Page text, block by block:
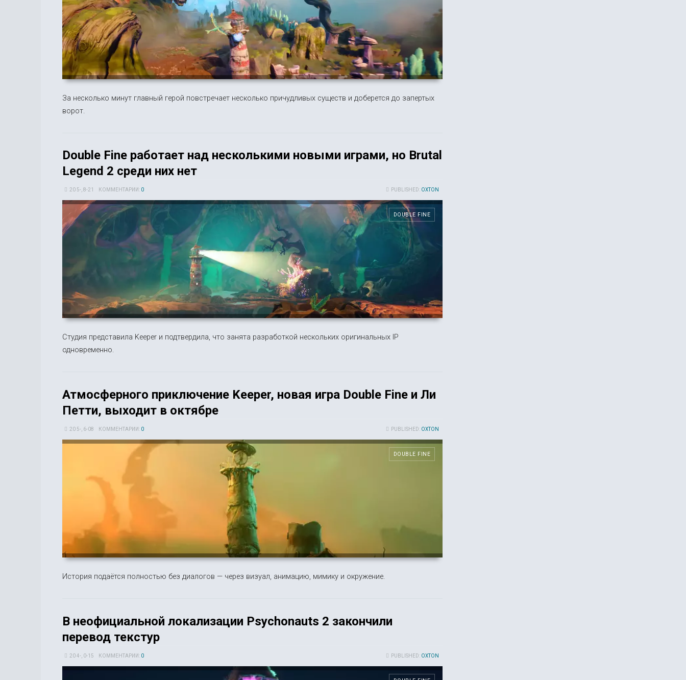
За несколько минут главный герой повстречает несколько причудливых существ и доберется до запертых
ворот.
Double Fine работает над несколькими новыми играми, но Brutal
Legend 2 среди них нет
PUBLISHED: OXTON
20 5-, 8-21 КОММЕНТАРИИ: 0
DOUBLE FINE
Студия представила Keeper и подтвердила, что занята разработкой нескольких оригинальных IP
одновременно.
Атмосферного приключение Keeper, новая игра Double Fine и Ли
Петти, выходит в октябре
PUBLISHED: OXTON
20 5-, 6-08 КОММЕНТАРИИ: 0
DOUBLE FINE
История подаётся полностью без диалогов — через визуал, анимацию, мимику и окружение.
В неофициальной локализации Psychonauts 2 закончили
перевод текстур
PUBLISHED: OXTON
20 4-, 0-15 КОММЕНТАРИИ: 0